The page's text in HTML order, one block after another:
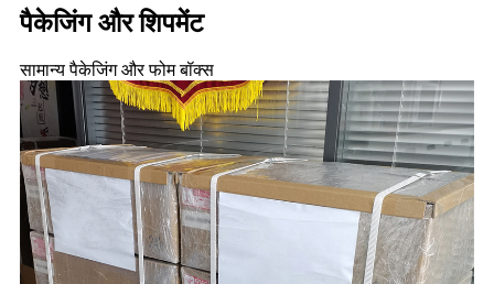
पैकेजिंग और शिपमेंट
सामान्य पैकेजिंग और फोम बॉक्स